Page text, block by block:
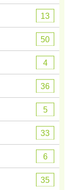
13
50
4
36
5
33
6
35